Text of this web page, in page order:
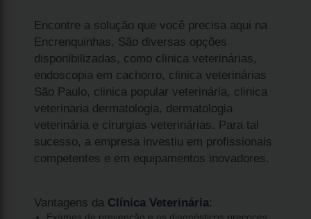
Encontre a solução que você precisa aqui na
Encrenquinhas. São diversas opções
disponibilizadas, como clinica veterinárias,
endoscopia em cachorro, clinica veterinárias
São Paulo, clinica popular veterinária, clinica
veterinaria dermatologia, dermatologia
veterinária e cirurgias veterinárias. Para tal
sucesso, a empresa investiu em profissionais
competentes e em equipamentos inovadores.
Vantagens da Clínica Veterinária:
Exames de prevenção e os diagnósticos precoces;